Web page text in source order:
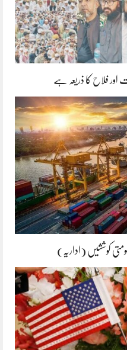
اور فلاح کا ذریعہ ہے
کوششیں (اداریہ)